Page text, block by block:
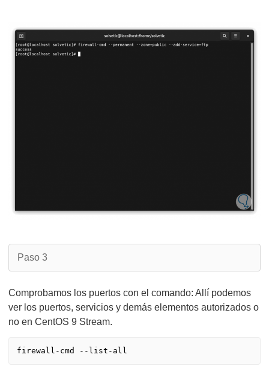
Paso 3
Comprobamos los puertos con el comando: Allí podemos
ver los puertos, servicios y demás elementos autorizados o
no en CentOS 9 Stream.